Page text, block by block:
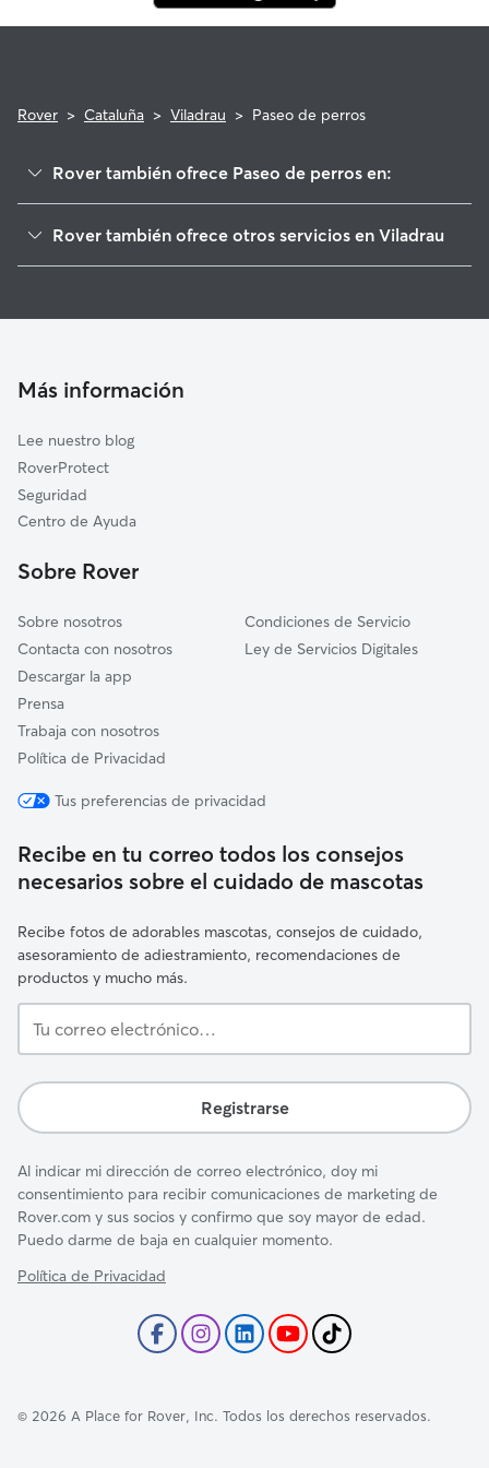
Rover > Cataluña > Viladrau > Paseo de perros
Rover también ofrece Paseo de perros en:
Taradell
Sant Hilari Sacalm
Arbúcies
Fogars de Montclús
Folgueroles
Malla
Rover también ofrece otros servicios en Viladrau
Cuidadores a domicilio en Viladrau
Más información
Lee nuestro blog
RoverProtect
Seguridad
Centro de Ayuda
Sobre Rover
Sobre nosotros
Contacta con nosotros
Descargar la app
Prensa
Trabaja con nosotros
Política de Privacidad
Condiciones de Servicio
Ley de Servicios Digitales
Tus preferencias de privacidad
Recibe en tu correo todos los consejos
necesarios sobre el cuidado de mascotas
Recibe fotos de adorables mascotas, consejos de cuidado,
asesoramiento de adiestramiento, recomendaciones de
productos y mucho más.
correo
Registrarse
Al indicar mi dirección de correo electrónico, doy mi
consentimiento para recibir comunicaciones de marketing de
Rover.com y sus socios y confirmo que soy mayor de edad.
Puedo darme de baja en cualquier momento.
Política de Privacidad
© 2026 A Place for Rover, Inc. Todos los derechos reservados.